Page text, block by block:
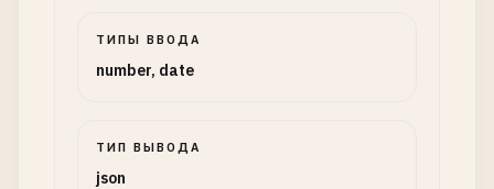
ТИПЫ ВВОДА
number, date
ТИП ВЫВОДА
json